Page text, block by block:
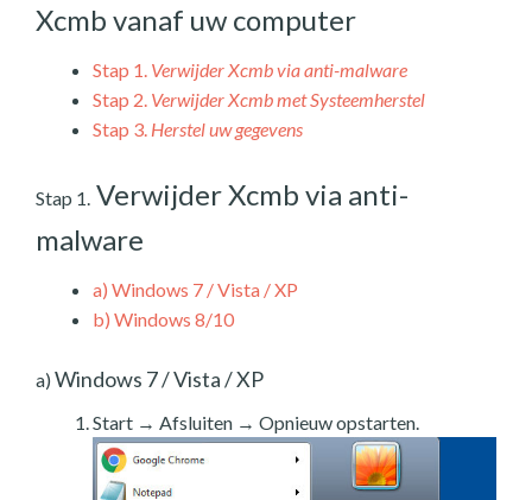
Xcmb vanaf uw computer
Stap 1. Verwijder Xcmb via anti-malware
Stap 2. Verwijder Xcmb met Systeemherstel
Stap 3. Herstel uw gegevens
Stap 1. Verwijder Xcmb via anti-
malware
a) Windows 7 / Vista / XP
b) Windows 8/10
a) Windows 7 / Vista / XP
Start → Afsluiten → Opnieuw opstarten.